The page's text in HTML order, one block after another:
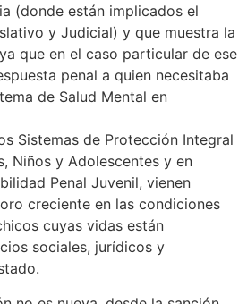
(donde están implicados el
y Judicial) y que muestra la
que en el caso particular de ese
penal a quien necesitaba
de Salud Mental en
Sistemas de Protección Integral
Niños y Adolescentes y en
Penal Juvenil, vienen
creciente en las condiciones
cuyas vidas están
sociales, jurídicos y